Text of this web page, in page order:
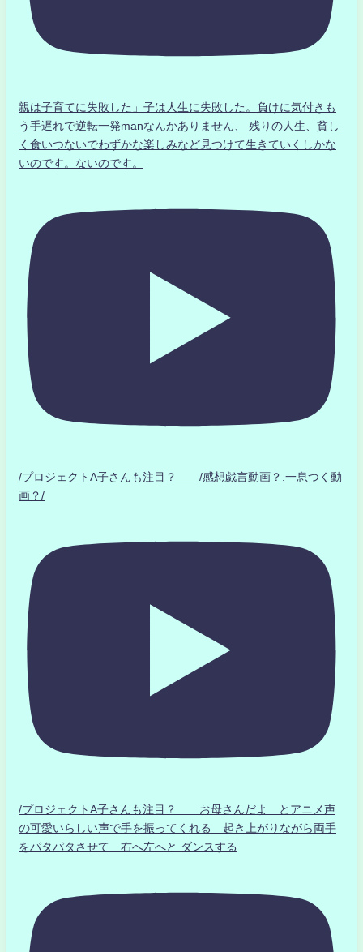
親は子育てに失敗した」子は人生に失敗した。負けに気付きも
う手遅れで逆転一発manなんかありません、 残りの人生、貧し
く食いつないでわずかな楽しみなど見つけて生きていくしかな
いのです。ないのです。
/プロジェクトA子さんも注目？ /感想戯言動画？.一息つく動
画？/
/プロジェクトA子さんも注目？ お母さんだよ とアニメ声
の可愛いらしい声で手を振ってくれる 起き上がりながら両手
をパタパタさせて 右へ左へと ダンスする